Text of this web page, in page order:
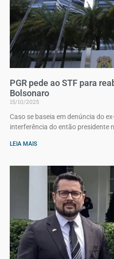
PGR pede ao STF para
Bolsonaro
15/10/2025
Caso se baseia em denúncia do
interferência do então presidente
LEIA MAIS